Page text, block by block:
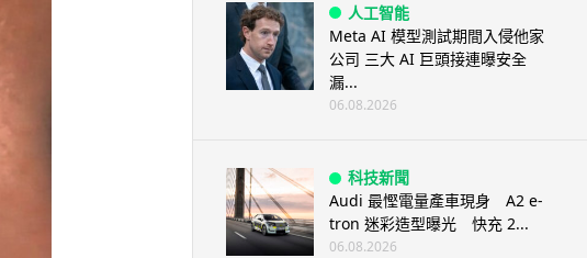
人工智能
Meta AI 模型測試期間入侵他家
公司 三大 AI 巨頭接連曝安全
漏...
06.08.2026
科技新聞
Audi 最慳電量產車現身 A2 e-
tron 迷彩造型曝光 快充 2...
06.08.2026